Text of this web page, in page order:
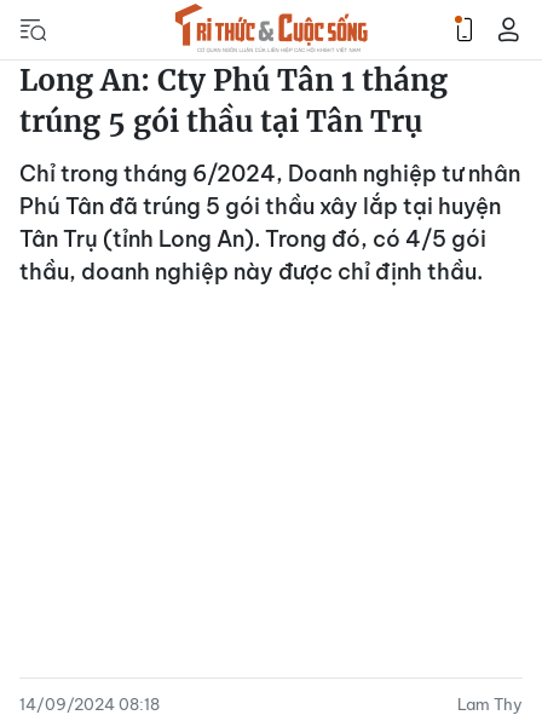
Long An: Cty Phú Tân 1 tháng
trúng 5 gói thầu tại Tân Trụ
Chỉ trong tháng 6/2024, Doanh nghiệp tư nhân
Phú Tân đã trúng 5 gói thầu xây lắp tại huyện
Tân Trụ (tỉnh Long An). Trong đó, có 4/5 gói
thầu, doanh nghiệp này được chỉ định thầu.
14/09/2024 08:18 Lam Thy